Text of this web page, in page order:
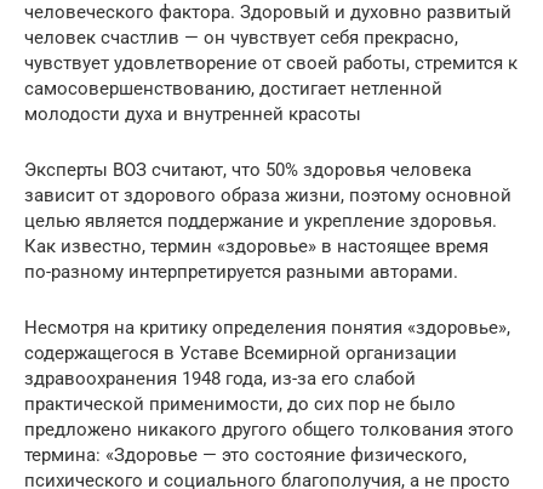
человеческого фактора. Здоровый и духовно развитый
человек счастлив — он чувствует себя прекрасно,
чувствует удовлетворение от своей работы, стремится к
самосовершенствованию, достигает нетленной
молодости духа и внутренней красоты
Эксперты ВОЗ считают, что 50% здоровья человека
зависит от здорового образа жизни, поэтому основной
целью является поддержание и укрепление здоровья.
Как известно, термин «здоровье» в настоящее время
по-разному интерпретируется разными авторами.
Несмотря на критику определения понятия «здоровье»,
содержащегося в Уставе Всемирной организации
здравоохранения 1948 года, из-за его слабой
практической применимости, до сих пор не было
предложено никакого другого общего толкования этого
термина: «Здоровье — это состояние физического,
психического и социального благополучия, а не просто